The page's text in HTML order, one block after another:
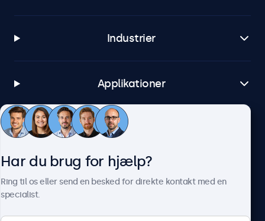
Industrier
Applikationer
Kundeservice
Har du brug for hjælp?
Ring til os eller send en besked for direkte kontakt med en
specialist.